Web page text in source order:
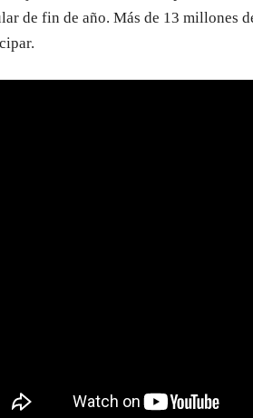
de fin de año. Más de 13 millones